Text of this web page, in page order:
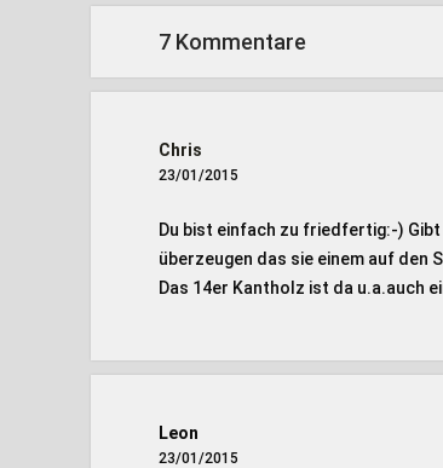
7 Kommentare
Chris
23/01/2015
Du bist einfach zu friedfertig:-)
überzeugen das sie einem auf den
Das 14er Kantholz ist da u.a.auch
Leon
23/01/2015